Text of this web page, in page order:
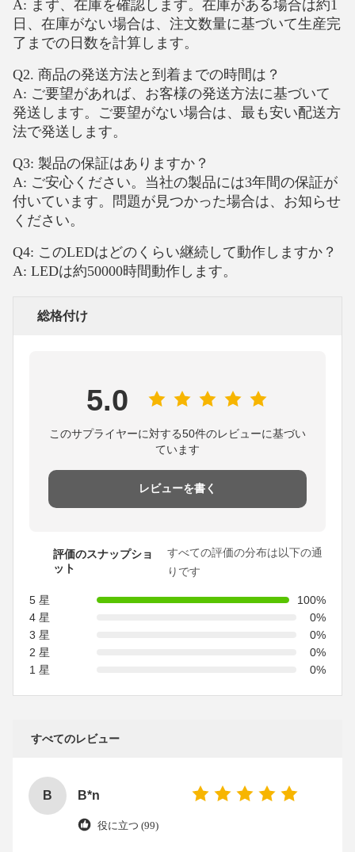
A: まず、在庫を確認します。在庫がある場合は約1
日、在庫がない場合は、注文数量に基づいて生産完
了までの日数を計算します。
Q2. 商品の発送方法と到着までの時間は？
A: ご要望があれば、お客様の発送方法に基づいて
発送します。ご要望がない場合は、最も安い配送方
法で発送します。
Q3: 製品の保証はありますか？
A: ご安心ください。当社の製品には3年間の保証が
付いています。問題が見つかった場合は、お知らせ
ください。
Q4: このLEDはどのくらい継続して動作しますか？
A: LEDは約50000時間動作します。
総格付け
5.0
このサプライヤーに対する50件のレビューに基づい
ています
レビューを書く
評価のスナップショ
ット
すべての評価の分布は以下の通
りです
5 星
100%
4 星
0%
3 星
0%
2 星
0%
1 星
0%
すべてのレビュー
B B*n
役に立つ (99)